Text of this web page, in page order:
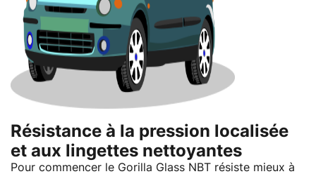
Résistance à la pression localisée
et aux lingettes nettoyantes
Pour commencer le Gorilla Glass NBT résiste mieux à